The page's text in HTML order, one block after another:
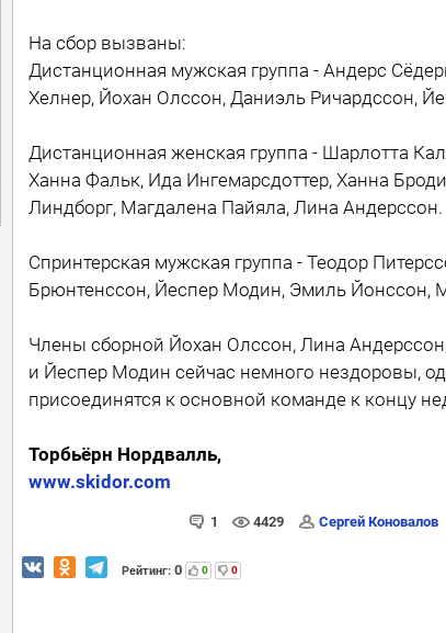
На сбор вызваны:
Дистанционная мужская группа - Андерс
Хелнер, Йохан Олссон, Даниэль Ричардссон,
Дистанционная женская группа - Шарлотта
Ханна Фальк, Ида Ингемарсдоттер, Ханна
Линдборг, Магдалена Пайяла, Лина Андерссон.
Спринтерская мужская группа - Теодор
Брюнтенссон, Йеспер Модин, Эмиль Йонссон,
Члены сборной Йохан Олссон, Лина
и Йеспер Модин сейчас немного нездоровы,
присоединятся к основной команде к концу
Торбьёрн Нордвалль,
www.skidor.com
1 4429 Сергей Коновалов
Рейтинг: 0 0 0